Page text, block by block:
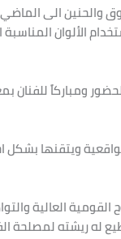
والحنين الى
الألوان
ومباركاً للفنان
ويتقنها بشكل
العالية
له ريشته لمصلحة